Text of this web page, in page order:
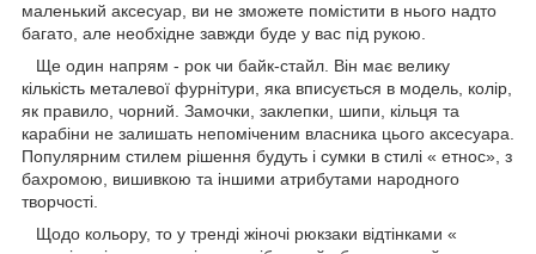
маленький аксесуар, ви не зможете помістити в нього надто
багато, але необхідне завжди буде у вас під рукою.
Ще один напрям - рок чи байк-стайл. Він має велику
кількість металевої фурнітури, яка вписується в модель, колір,
як правило, чорний. Замочки, заклепки, шипи, кільця та
карабіни не залишать непоміченим власника цього аксесуара.
Популярним стилем рішення будуть і сумки в стилі « етнос», з
бахромою, вишивкою та іншими атрибутами народного
творчості.
Щодо кольору, то у тренді жіночі рюкзаки відтінками «